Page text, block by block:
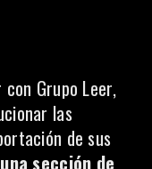
Grupo Leer,
las
de sus
sección de